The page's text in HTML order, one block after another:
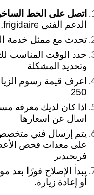
اتصل على الخط الساخن
الدعم الفني frigidaire.
تحدث مع ممثل خدمة
حدد الوقت المناسب
وتحديد المشكلة
اعرف قيمة رسوم
250
اذا كان لديك معرفة
اسال عن اسعارها
يتم إرسال فني
على معدات فحص
فريجيدير
يبدأ الإصلاح فورً
بعد
أو إعادة زيارة.